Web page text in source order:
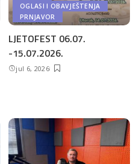
OGLASI I OBAVJEŠTENJA
PRNJAVOR
LJETOFEST 06.07.
-15.07.2026.
jul 6, 2026